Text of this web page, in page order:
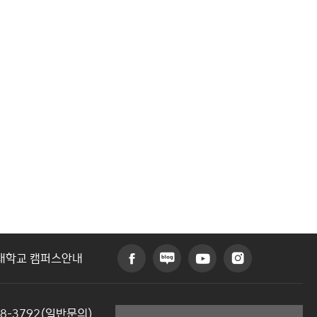
학교 캠퍼스안내
3792(일반문의)